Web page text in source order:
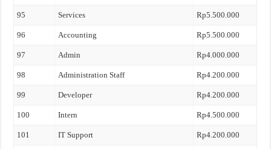
95 Services Rp5.500.000
96 Accounting Rp5.500.000
97 Admin Rp4.000.000
98 Administration Staff Rp4.200.000
99 Developer Rp4.200.000
100 Intern Rp4.500.000
101 IT Support Rp4.200.000